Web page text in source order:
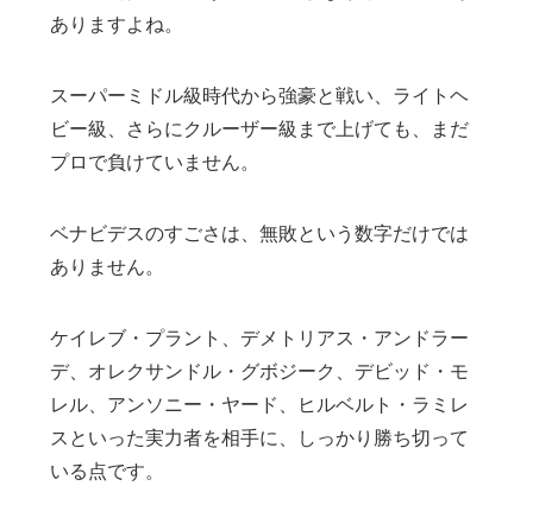
ありますよね。
スーパーミドル級時代から強豪と戦い、ライトヘ
ビー級、さらにクルーザー級まで上げても、まだ
プロで負けていません。
ベナビデスのすごさは、無敗という数字だけでは
ありません。
ケイレブ・プラント、デメトリアス・アンドラー
デ、オレクサンドル・グボジーク、デビッド・モ
レル、アンソニー・ヤード、ヒルベルト・ラミレ
スといった実力者を相手に、しっかり勝ち切って
いる点です。